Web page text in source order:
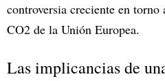
controversia creciente en
CO2 de la Unión Europea.
Las implicancias de